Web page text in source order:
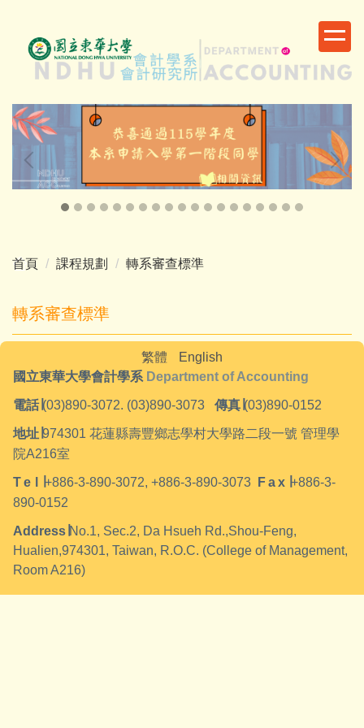
容
區
首頁 課程規劃 轉系審查標準
轉系審查標準
繁體
English
國立東華大學會計學系 Department of Accounting
電話∣ (03)890-3072. (03)890-3073 傳真 (03)890-0152
地址 974301 花蓮縣壽豐鄉志學村大學路二段一號 管理學
院A216室
Tel +886-3-890-3072, +886-3-890-3073 Fax +886-3-
890-0152
Address No.1, Sec.2, Da Hsueh Rd.,Shou-Feng,
Hualien,974301, Taiwan, R.O.C. (College of Management,
Room A216)